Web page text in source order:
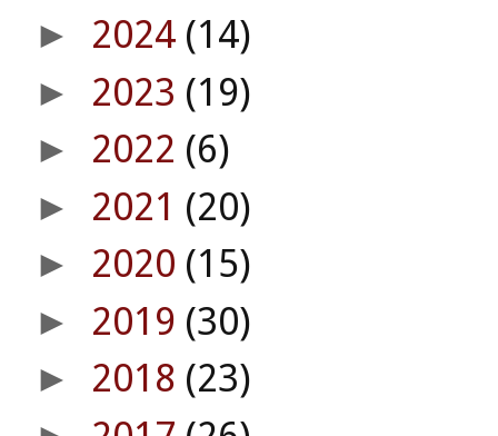
► 2024 (14)
► 2023 (19)
► 2022 (6)
► 2021 (20)
► 2020 (15)
► 2019 (30)
► 2018 (23)